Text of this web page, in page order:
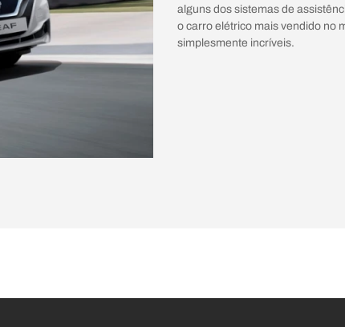
alguns dos sistemas de
o carro elétrico mais vendido no
simplesmente incríveis.